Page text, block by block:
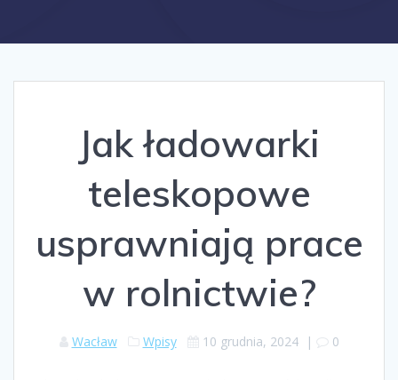
Jak ładowarki
teleskopowe
usprawniają prace
w rolnictwie?
Wacław Wpisy 10 grudnia, 2024| 0